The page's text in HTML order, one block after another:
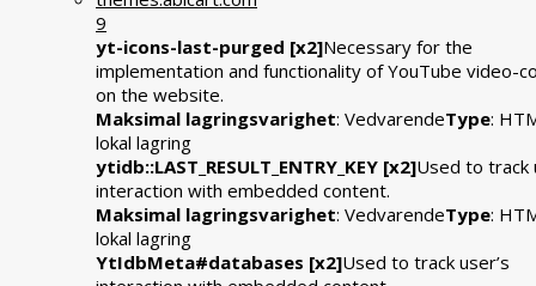
9
yt-icons-last-purged [x2]Necessary for the
implementation and functionality of YouTube video-
on the website.
Maksimal lagringsvarighet: VedvarendeType:
lokal lagring
ytidb::LAST_RESULT_ENTRY_KEY [x2]Used to track
interaction with embedded content.
Maksimal lagringsvarighet: VedvarendeType:
lokal lagring
YtIdbMeta#databases [x2]Used to track user’s